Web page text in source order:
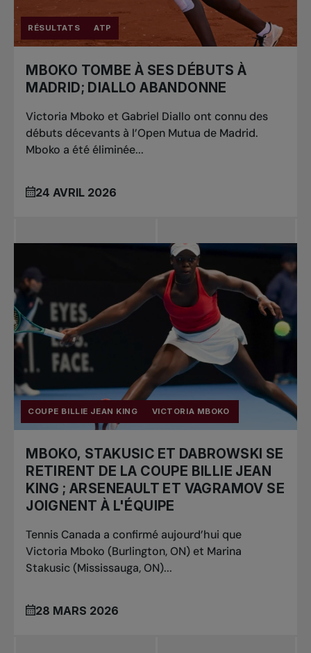
RÉSULTATS ATP
MBOKO TOMBE À SES DÉBUTS À
MADRID; DIALLO ABANDONNE
Victoria Mboko et Gabriel Diallo ont connu des
débuts décevants à l’Open Mutua de Madrid.
Mboko a été éliminée...
24 AVRIL 2026
COUPE BILLIE JEAN KING VICTORIA MBOKO
MBOKO, STAKUSIC ET DABROWSKI SE
RETIRENT DE LA COUPE BILLIE JEAN
KING ; ARSENEAULT ET VAGRAMOV SE
JOIGNENT À L'ÉQUIPE
Tennis Canada a confirmé aujourd’hui que
Victoria Mboko (Burlington, ON) et Marina
Stakusic (Mississauga, ON)...
28 MARS 2026